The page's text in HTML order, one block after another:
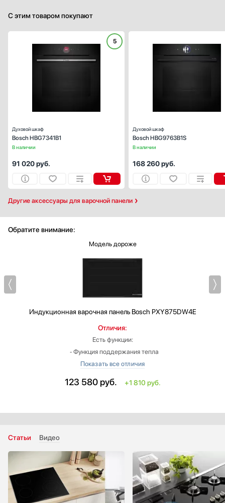
С этим товаром покупают
Другие аксессуары для варочной панели
5
В наличии
Духовой шкаф
Bosch HBG7341B1
Способ подключения:
91 020руб.
В наличии
Духовой шкаф
Bosch HBG9763B1S
168 260руб.
Обратите внимание:
Модель дороже
Индукционная варочная панельBosch PXY875DW4E
Отличия:
Есть функции:
‐ Функция поддержания тепла
‐ Усиленный нагрев для сковород (PanBoost)
(MoveMode)
Ширина: больше на 1.4 см
Габариты (ВхШхГ): 5.1х81.6х52.7 см
123 580 руб. +1 810 руб.
Статьи Видео